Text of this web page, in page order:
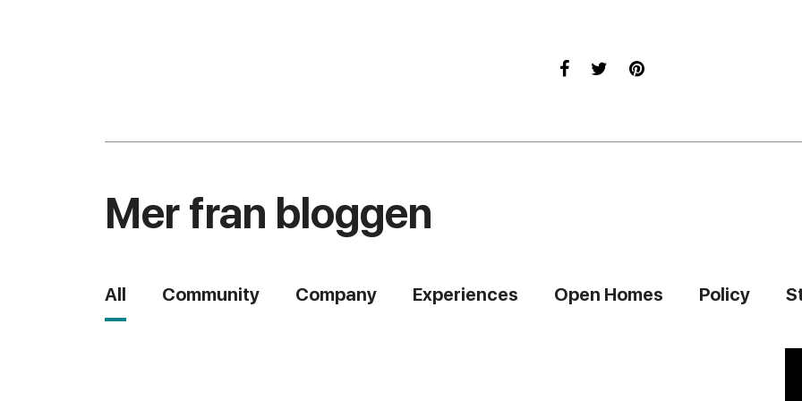
Mer fran bloggen
All Community Company Experiences Open Homes Policy